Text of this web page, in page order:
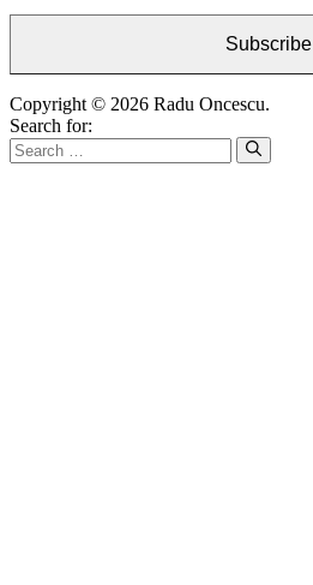
Subscribe
Copyright © 2026 Radu Oncescu.
Search for: